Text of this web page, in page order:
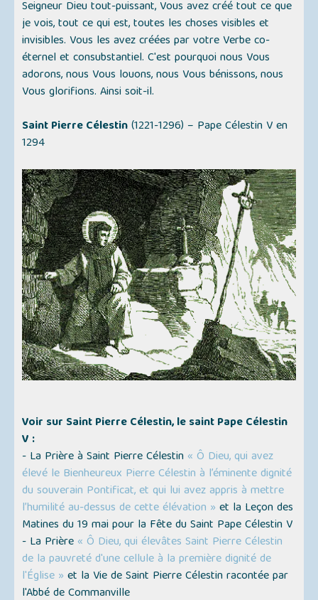
Seigneur Dieu tout-puissant, Vous avez créé tout ce que
je vois, tout ce qui est, toutes les choses visibles et
invisibles. Vous les avez créées par votre Verbe co-
éternel et consubstantiel. C'est pourquoi nous Vous
adorons, nous Vous louons, nous Vous bénissons, nous
Vous glorifions. Ainsi soit-il.
Saint Pierre Célestin(1221-1296) – Pape Célestin V en
1294
Voir sur Saint Pierre Célestin, le saint Pape Célestin
V :
- La Prière à Saint Pierre Célestin « Ô Dieu, qui avez
élevé le Bienheureux Pierre Célestin à l’éminente dignité
du souverain Pontificat, et qui lui avez appris à mettre
l’humilité au-dessus de cette élévation » et la Leçon des
Matines du 19 mai pour la Fête du Saint Pape Célestin V
- La Prière « Ô Dieu, qui élevâtes Saint Pierre Célestin
de la pauvreté d'une cellule à la première dignité de
l'Église » et la Vie de Saint Pierre Célestin racontée par
l'Abbé de Commanville